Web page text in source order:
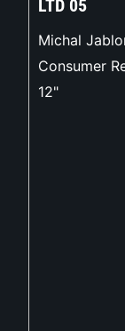
LTD 05
Michal
Consumer
12"